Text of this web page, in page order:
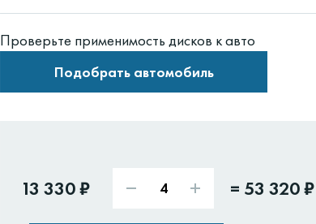
Проверьте применимость дисков к авто
Подобрать автомобиль
13 330 ₽ = 53 320 ₽